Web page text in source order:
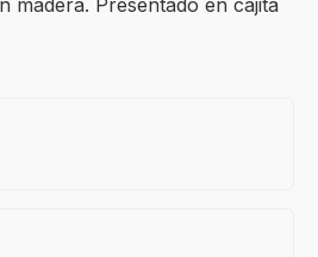
madera. Presentado en cajita